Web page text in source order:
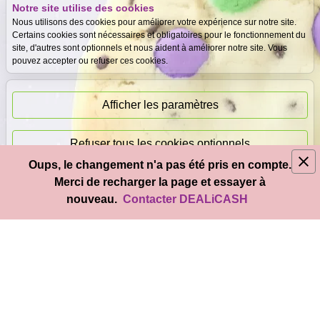
Notre site utilise des cookies
Nous utilisons des cookies pour améliorer votre expérience sur notre site.
Certains cookies sont nécessaires et obligatoires pour le fonctionnement du
site, d'autres sont optionnels et nous aident à améliorer notre site. Vous
pouvez accepter ou refuser ces cookies.
Afficher les paramètres
Refuser tous les cookies optionnels
Accepter tous les cookies
Expertise
gratuite
Meilleurs prix
garantis
Paiement
immédiat
© 2026 DEALiCASH- Tous droits réservés
Oups, le changement n'a pas été pris en compte.
Merci de recharger la page et essayer à
nouveau. Contacter DEALiCASH